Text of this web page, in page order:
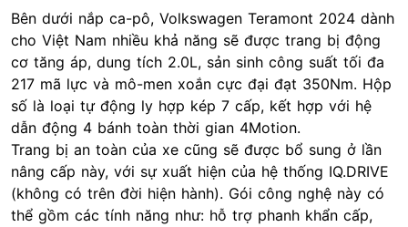
Bên dưới nắp ca-pô, Volkswagen Teramont 2024 dành
cho Việt Nam nhiều khả năng sẽ được trang bị động
cơ tăng áp, dung tích 2.0L, sản sinh công suất tối đa
217 mã lực và mô-men xoắn cực đại đạt 350Nm. Hộp
số là loại tự động ly hợp kép 7 cấp, kết hợp với hệ
dẫn động 4 bánh toàn thời gian 4Motion.
Trang bị an toàn của xe cũng sẽ được bổ sung ở lần
nâng cấp này, với sự xuất hiện của hệ thống IQ.DRIVE
(không có trên đời hiện hành). Gói công nghệ này có
thể gồm các tính năng như: hỗ trợ phanh khẩn cấp,